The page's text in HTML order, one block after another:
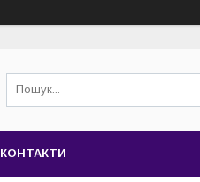
КОНТАКТИ